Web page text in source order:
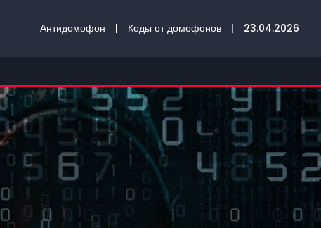
Антидомофон | Коды от домофонов | 23.04.2026